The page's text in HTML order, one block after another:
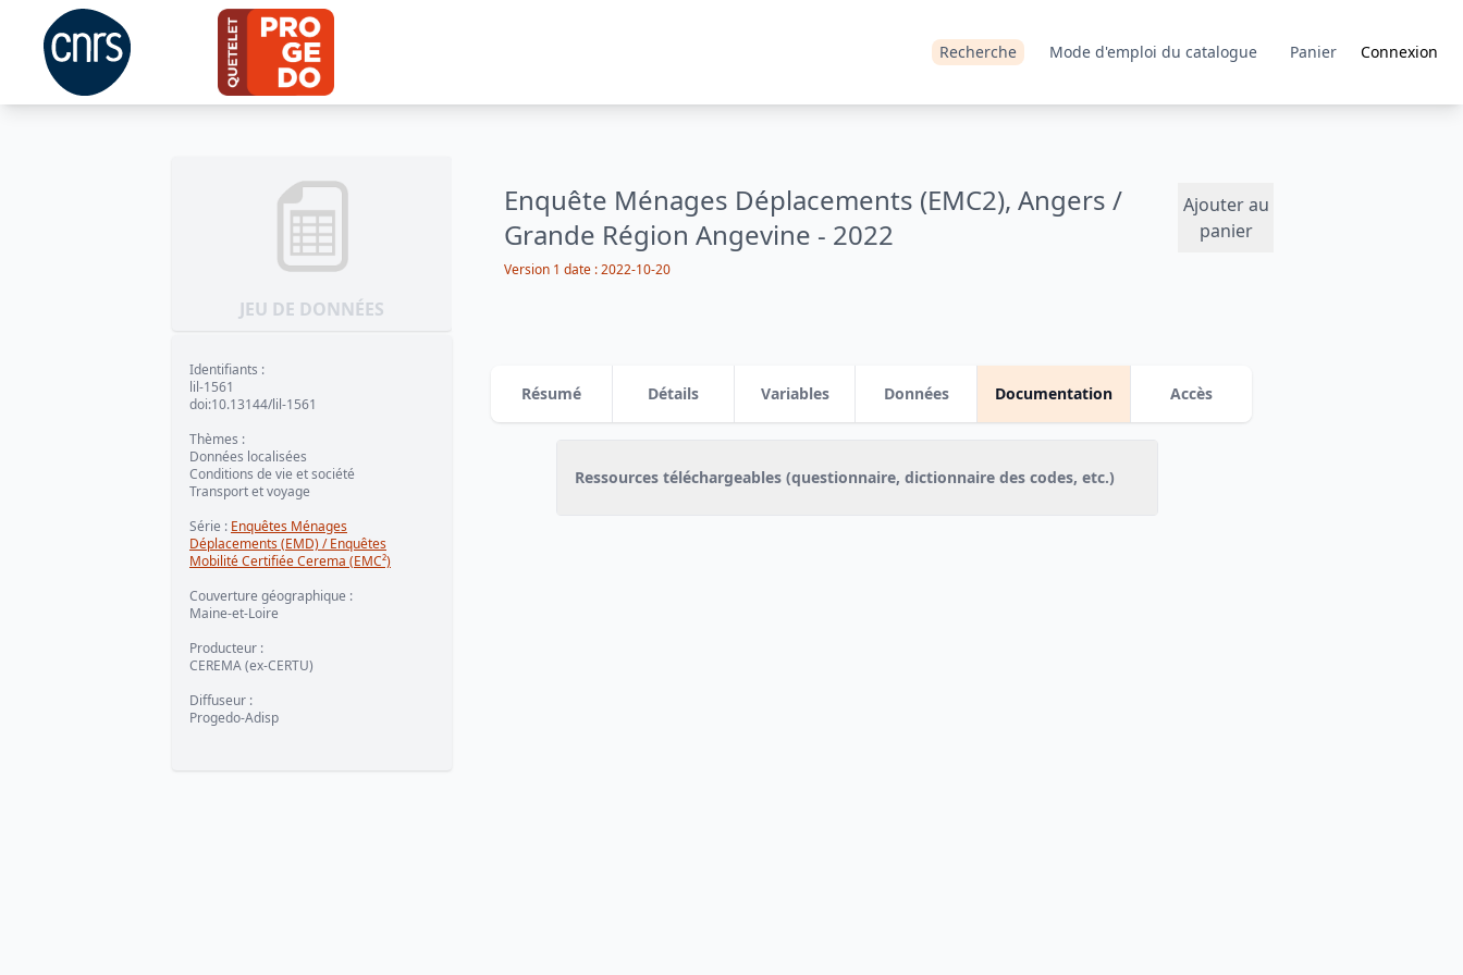
Recherche Mode d'emploi du catalogue Panier Connexion
JEU DE DONNÉES
Enquête Ménages Déplacements (EMC2), Angers /
Grande Région Angevine - 2022
Ajouter au
panier
Version 1 date :2022-10-20
Identifiants :
lil-1561
doi:10.13144/lil-1561
Thèmes :
Données localisées
Conditions de vie et société
Transport et voyage
Série : Enquêtes Ménages
Déplacements (EMD) / Enquêtes
Mobilité Certifiée Cerema (EMC²)
Couverture géographique :
Maine-et-Loire
Producteur :
CEREMA (ex-CERTU)
Diffuseur :
Progedo-Adisp
Résumé Détails Variables Données Documentation Accès
Ressources téléchargeables (questionnaire, dictionnaire des codes, etc.)